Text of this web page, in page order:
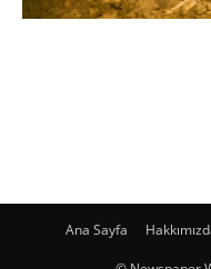
Ana Sayfa